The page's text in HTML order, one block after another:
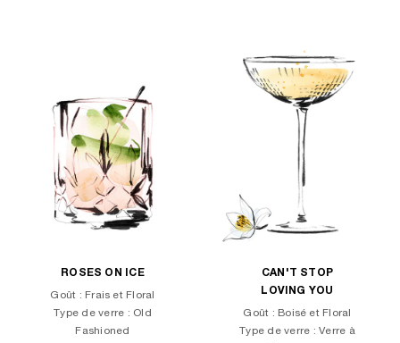
ROSES ON ICE
Goût : Frais et Floral
Type de verre : Old
Fashioned
CAN'T STOP
LOVING YOU
Goût : Boisé et Floral
Type de verre : Verre à